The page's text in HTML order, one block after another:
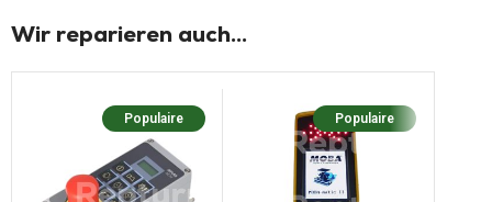
Wir reparieren auch...
Populaire Populaire